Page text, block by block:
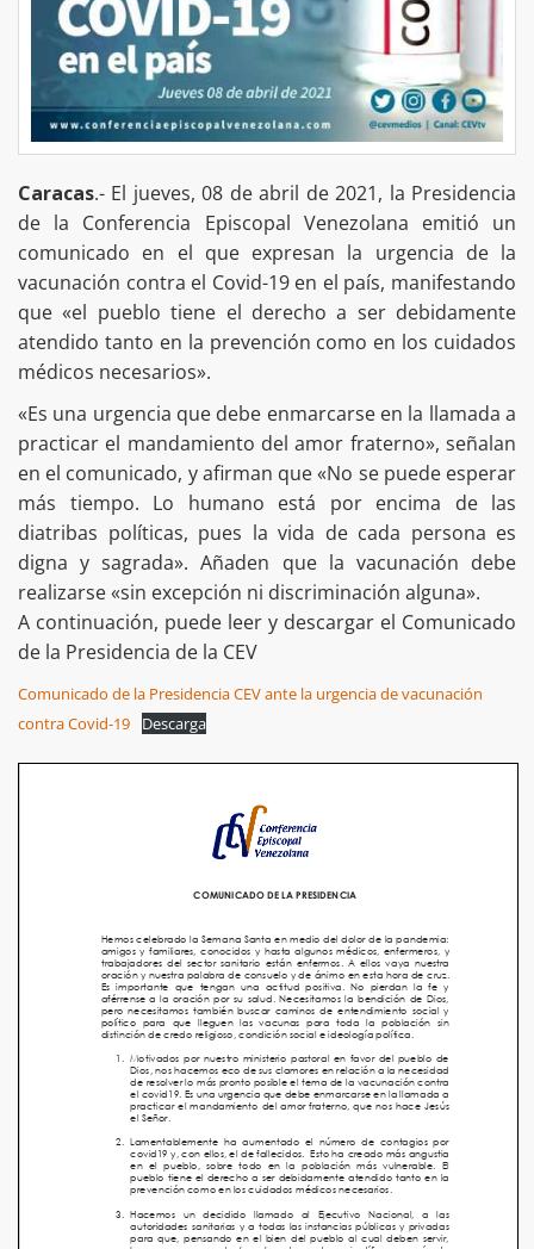
Caracas.- El jueves, 08 de abril de 2021, la Presidencia
de la Conferencia Episcopal Venezolana emitió un
comunicado en el que expresan la urgencia de la
vacunación contra el Covid-19 en el país, manifestando
que «el pueblo tiene el derecho a ser debidamente
atendido tanto en la prevención como en los cuidados
médicos necesarios».
«Es una urgencia que debe enmarcarse en la llamada a
practicar el mandamiento del amor fraterno», señalan
en el comunicado, y afirman que «No se puede esperar
más tiempo. Lo humano está por encima de las
diatribas políticas, pues la vida de cada persona es
digna y sagrada». Añaden que la vacunación debe
realizarse «sin excepción ni discriminación alguna».
A continuación, puede leer y descargar el Comunicado
de la Presidencia de la CEV
Comunicado de la Presidencia CEV ante la urgencia de vacunación
contra Covid-19
Descarga